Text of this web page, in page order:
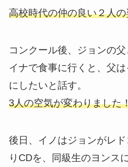
高校時代の仲の良い２人
コンクール後、ジョンの父
イナで食事に行くと、父
にしたいと話す。
3人の空気が変わりました
後日、イノはジョンがレ
りCDを、同級生のヨンス